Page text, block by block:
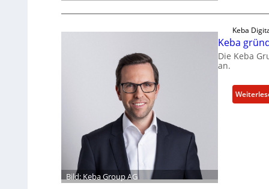
Bild: Keba Group AG
Keba
Keba
Die Keba
an.